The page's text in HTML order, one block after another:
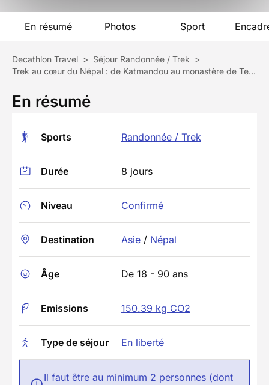
En résumé Photos Sport
Decathlon Travel > Séjour Randonnée / Trek >
Trek au cœur du Népal : de Katmandou au monastère de Tengboche
En résumé
Sports Randonnée / Trek
Durée 8 jours
Niveau Confirmé
Destination Asie / Népal
Âge De 18 - 90 ans
Emissions 150.39 kg CO2
Type de séjour En liberté
Il faut être au minimum 2 personnes (dont